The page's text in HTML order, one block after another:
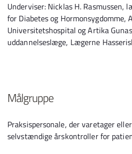
Underviser: Nicklas H. Rasmussen,
for Diabetes og Hormonsygdomme,
Universitetshospital og Artika
uddannelseslæge, Lægerne
Målgruppe
Praksispersonale, der varetager
selvstændige årskontroller for